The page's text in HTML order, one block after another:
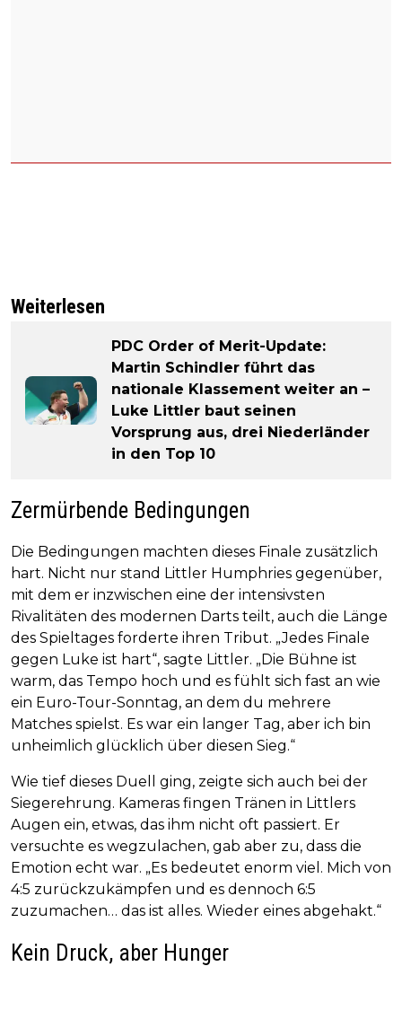
Weiterlesen
PDC Order of Merit-Update:
Martin Schindler führt das
nationale Klassement weiter an –
Luke Littler baut seinen
Vorsprung aus, drei Niederländer
in den Top 10
Zermürbende Bedingungen
Die Bedingungen machten dieses Finale zusätzlich
hart. Nicht nur stand Littler Humphries gegenüber,
mit dem er inzwischen eine der intensivsten
Rivalitäten des modernen Darts teilt, auch die Länge
des Spieltages forderte ihren Tribut. „Jedes Finale
gegen Luke ist hart“, sagte Littler. „Die Bühne ist
warm, das Tempo hoch und es fühlt sich fast an wie
ein Euro-Tour-Sonntag, an dem du mehrere
Matches spielst. Es war ein langer Tag, aber ich bin
unheimlich glücklich über diesen Sieg.“
Wie tief dieses Duell ging, zeigte sich auch bei der
Siegerehrung. Kameras fingen Tränen in Littlers
Augen ein, etwas, das ihm nicht oft passiert. Er
versuchte es wegzulachen, gab aber zu, dass die
Emotion echt war. „Es bedeutet enorm viel. Mich von
4:5 zurückzukämpfen und es dennoch 6:5
zuzumachen… das ist alles. Wieder eines abgehakt.“
Kein Druck, aber Hunger